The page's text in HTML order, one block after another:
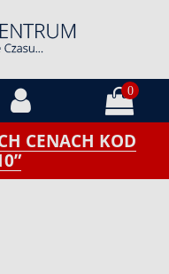
0
CENACH KOD